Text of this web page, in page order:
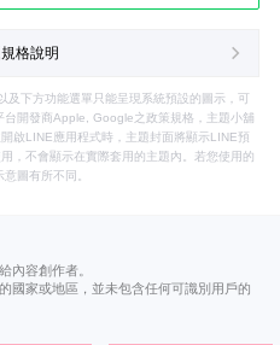
格說明
下方功能選單只能呈現系統預設的圖示，可
開發商Apple, Google之政策規格，主題小舖
啟LINE應用程式時，主題封面將顯示LINE預
，不會顯示在實際套用的主題內。若您使用的
圖有所不同。
內容創作者。
國家或地區，並未包含任何可識別用戶的